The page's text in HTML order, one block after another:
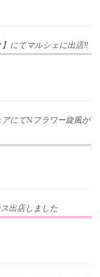
にてマルシェに出店‼︎
にてNフラワー旋風が
出店しました